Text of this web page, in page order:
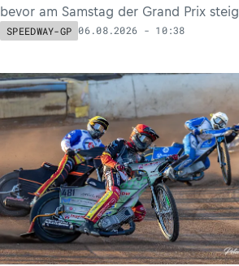
bevor am Samstag der Grand Prix
SPEEDWAY-GP 06.08.2026 - 10:38